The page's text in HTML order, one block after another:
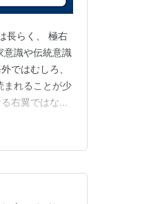
長らく、 極右
意識や伝統意識
ではむしろ、
まれることが少
右翼ではな
あった。 2.